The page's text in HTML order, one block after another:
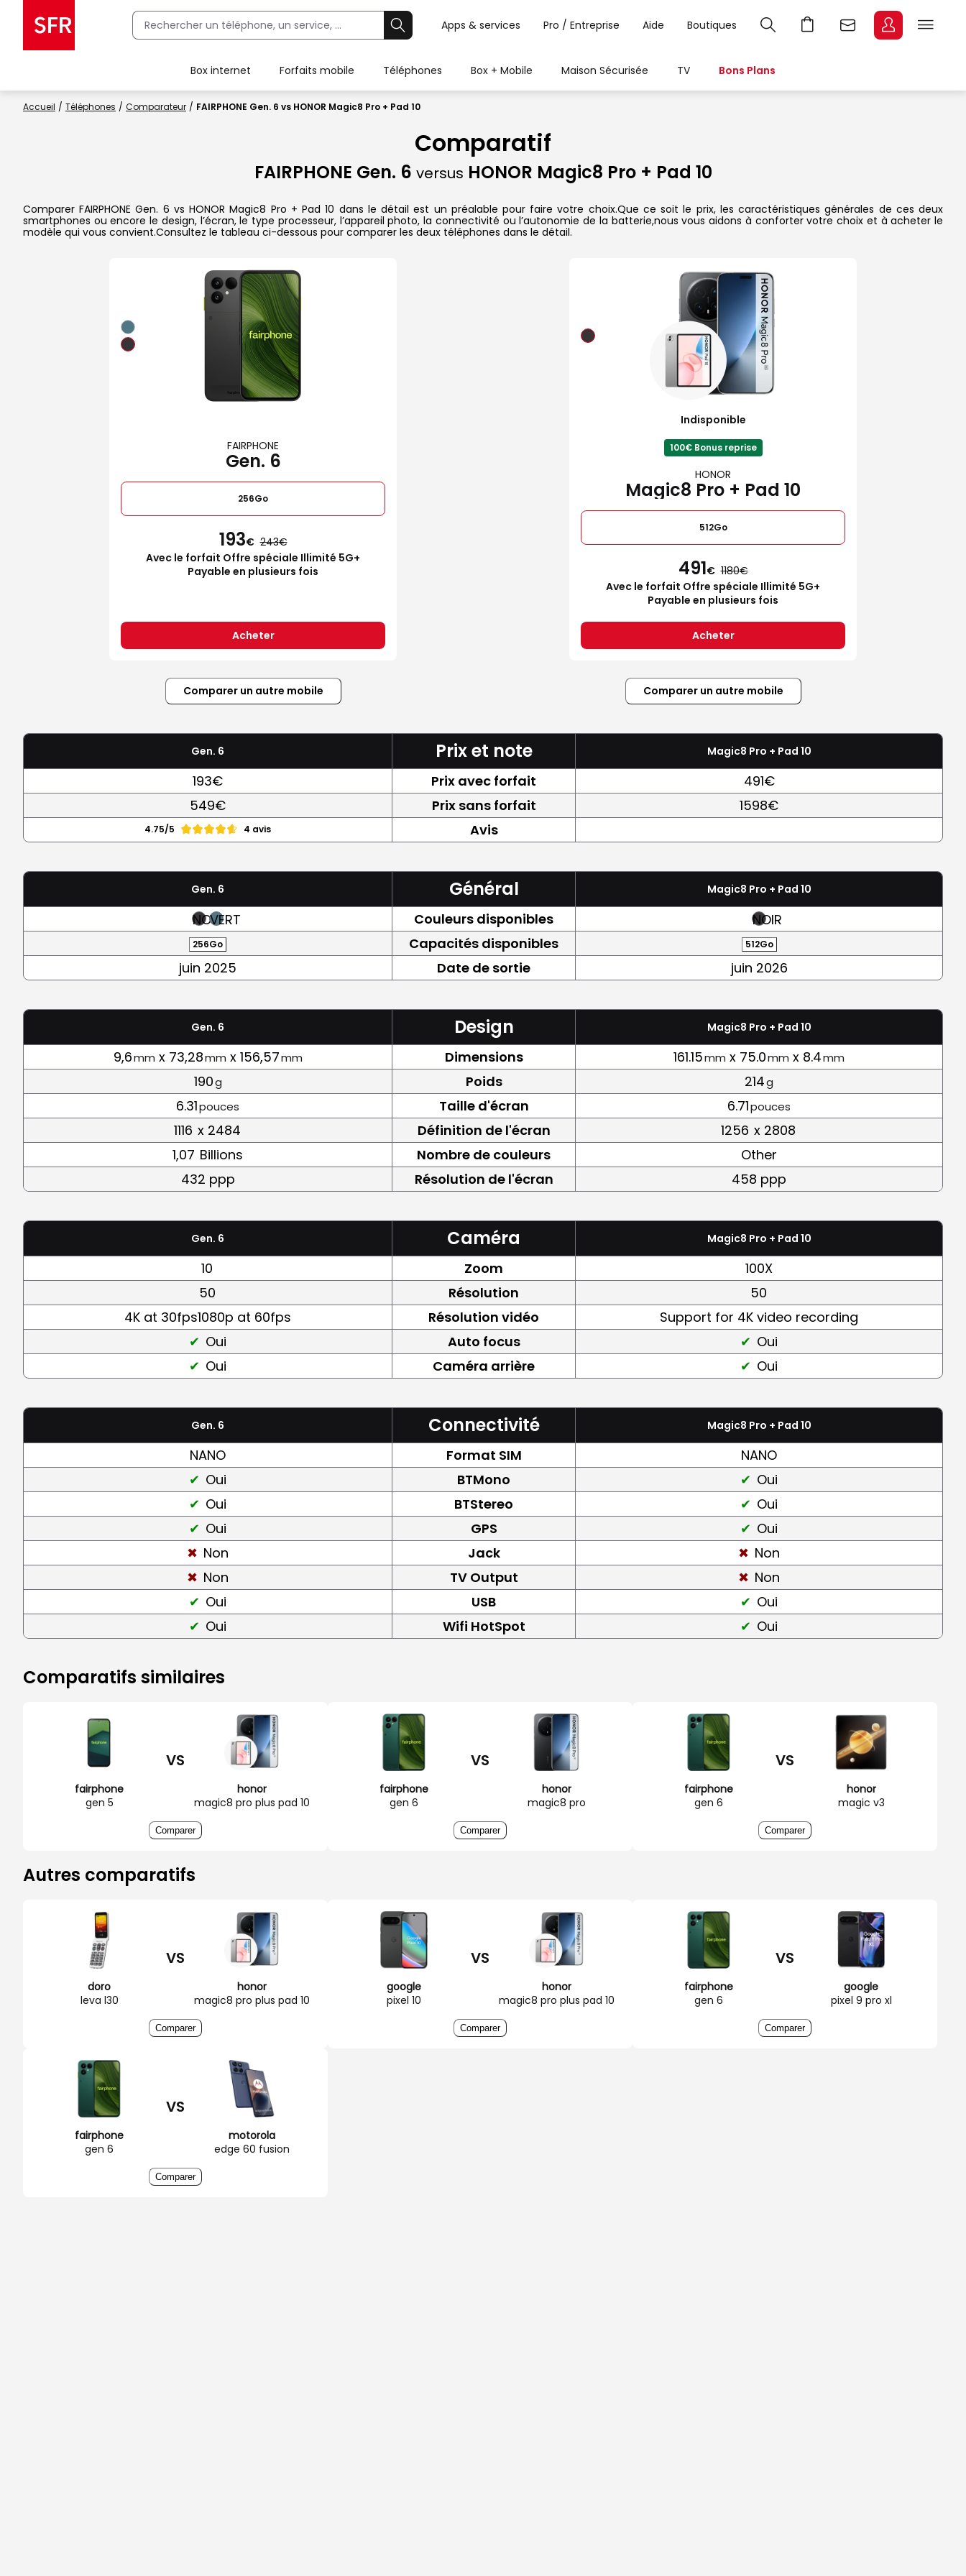
Apps & services Pro / Entreprise Aide Boutiques
Box internet Forfaits mobile Téléphones Box + Mobile Maison Sécurisée TV Bons Plans
Accueil Téléphones Comparateur FAIRPHONE Gen. 6 vs HONOR Magic8 Pro + Pad 10
Comparatif
FAIRPHONE Gen. 6 versus HONOR Magic8 Pro + Pad 10
Comparer FAIRPHONE Gen. 6 vs HONOR Magic8 Pro + Pad 10 dans le détail est un préalable pour faire votre choix.Que ce soit le prix, les caractéristiques générales de ces deux
smartphones ou encore le design, l’écran, le type processeur, l’appareil photo, la connectivité ou l’autonomie de la batterie,nous vous aidons à conforter votre choix et à acheter le
modèle qui vous convient.Consultez le tableau ci-dessous pour comparer les deux téléphones dans le détail.
FAIRPHONE
Gen. 6
256Go
193€ 243
Avec le forfait Offre spéciale Illimité 5G+
Payable en plusieurs fois
Acheter
Indisponible
100€ Bonus reprise
HONOR
Magic8 Pro + Pad 10
512Go
491€ 1180
Avec le forfait Offre spéciale Illimité 5G+
Payable en plusieurs fois
Acheter
Comparer un autre mobile Comparer un autre mobile
Gen. 6 Prix et note Magic8 Pro + Pad 10
193€ Prix avec forfait
491€
549€
Prix sans forfait 1598€
4.75/5 4 avis Avis
Gen. 6 Général Magic8 Pro + Pad 10
NOIRVERT Couleurs disponibles NOIR
256Go Capacités disponibles 512Go
juin 2025 Date de sortie juin 2026
Gen. 6 Design Magic8 Pro + Pad 10
9,6mm x 73,28mm x 156,57mm Dimensions 161.15mm x 75.0mm x 8.4mm
190g Poids 214g
6.31pouces Taille d'écran 6.71pouces
1116 x 2484 Définition de l'écran 1256 x 2808
1,07 Billions Nombre de couleurs
Other
432 ppp
Résolution de l'écran 458 ppp
Gen. 6 Caméra Magic8 Pro + Pad 10
10 Zoom
100X
50
Résolution
50
4K at 30fps1080p at 60fps
Résolution vidéo
Support for 4K video recording
Oui
Auto focus
Oui
Oui
Caméra arrière Oui
Gen. 6 Connectivité Magic8 Pro + Pad 10
NANO Format SIM
NANO
Oui
BTMono
Oui
Oui
BTStereo
Oui
Oui
GPS
Oui
Non
Jack
Non
Non
TV Output
Non
Oui
USB
Oui
Oui
Wifi HotSpot Oui
Comparatifs similaires
fairphone
gen 5
VS
honor
magic8 pro plus pad 10
Comparer
fairphone
gen 6
VS
honor
magic8 pro
Comparer
fairphone
gen 6
VS
honor
magic v3
Comparer
Autres comparatifs
doro
leva l30
VS
honor
magic8 pro plus pad 10
Comparer
google
pixel 10
VS
honor
magic8 pro plus pad 10
Comparer
fairphone
gen 6
VS
google
pixel 9 pro xl
Comparer
fairphone
gen 6
VS
motorola
edge 60 fusion
Comparer